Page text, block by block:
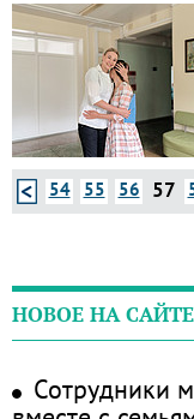
54 55 56 57
НОВОЕ НА САЙТЕ
Сотрудники